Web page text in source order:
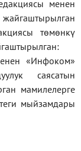
менен
төмөнкү
«Инфоком»
саясатын
мамилелерге
мыйзамдары